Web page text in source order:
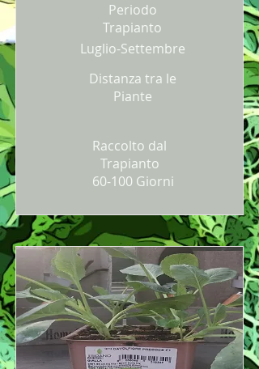
Periodo
Trapianto
Luglio-Settembre
Distanza tra le
Piante
Raccolto dal
Trapianto
60-100 Giorni